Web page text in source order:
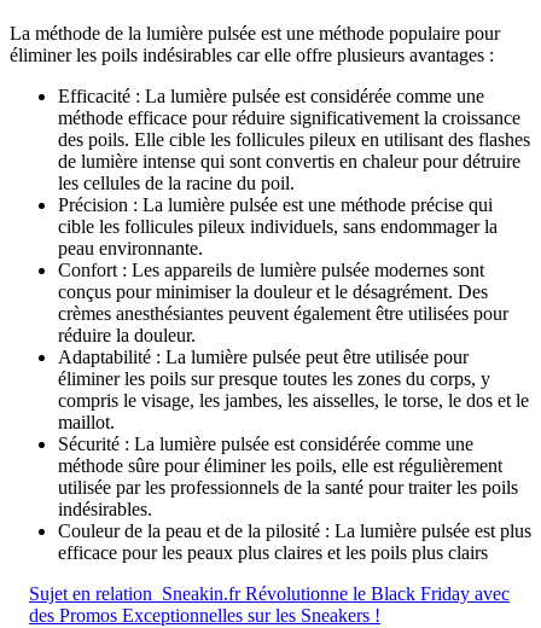
La méthode de la lumière pulsée est une méthode populaire pour
éliminer les poils indésirables car elle offre plusieurs avantages :
Efficacité : La lumière pulsée est considérée comme une
méthode efficace pour réduire significativement la croissance
des poils. Elle cible les follicules pileux en utilisant des flashes
de lumière intense qui sont convertis en chaleur pour détruire
les cellules de la racine du poil.
Précision : La lumière pulsée est une méthode précise qui
cible les follicules pileux individuels, sans endommager la
peau environnante.
Confort : Les appareils de lumière pulsée modernes sont
conçus pour minimiser la douleur et le désagrément. Des
crèmes anesthésiantes peuvent également être utilisées pour
réduire la douleur.
Adaptabilité : La lumière pulsée peut être utilisée pour
éliminer les poils sur presque toutes les zones du corps, y
compris le visage, les jambes, les aisselles, le torse, le dos et le
maillot.
Sécurité : La lumière pulsée est considérée comme une
méthode sûre pour éliminer les poils, elle est régulièrement
utilisée par les professionnels de la santé pour traiter les poils
indésirables.
Couleur de la peau et de la pilosité : La lumière pulsée est plus
efficace pour les peaux plus claires et les poils plus clairs
Sujet en relation Sneakin.fr Révolutionne le Black Friday avec
des Promos Exceptionnelles sur les Sneakers !